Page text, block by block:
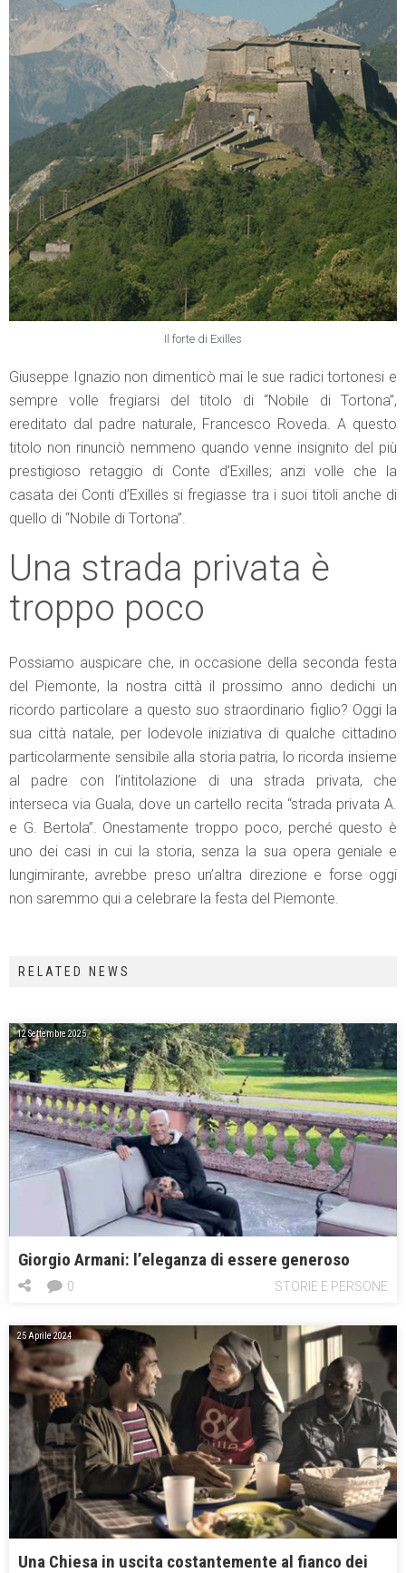
Il forte di Exilles
Giuseppe Ignazio non dimenticò mai le sue radici tortonesi e
sempre volle fregiarsi del titolo di “Nobile di Tortona”,
ereditato dal padre naturale, Francesco Roveda. A questo
titolo non rinunciò nemmeno quando venne insignito del più
prestigioso retaggio di Conte d’Exilles; anzi volle che la
casata dei Conti d’Exilles si fregiasse tra i suoi titoli anche di
quello di “Nobile di Tortona”.
Una strada privata è
troppo poco
Possiamo auspicare che, in occasione della seconda festa
del Piemonte, la nostra città il prossimo anno dedichi un
ricordo particolare a questo suo straordinario figlio? Oggi la
sua città natale, per lodevole iniziativa di qualche cittadino
particolarmente sensibile alla storia patria, lo ricorda insieme
al padre con l’intitolazione di una strada privata, che
interseca via Guala, dove un cartello recita “strada privata A.
e G. Bertola”. Onestamente troppo poco, perché questo è
uno dei casi in cui la storia, senza la sua opera geniale e
lungimirante, avrebbe preso un’altra direzione e forse oggi
non saremmo qui a celebrare la festa del Piemonte.
RELATED NEWS
12 Settembre 2025
Giorgio Armani: l’eleganza di essere generoso
STORIE E PERSONE
0
25 Aprile 2024
Una Chiesa in uscita costantemente al fianco dei